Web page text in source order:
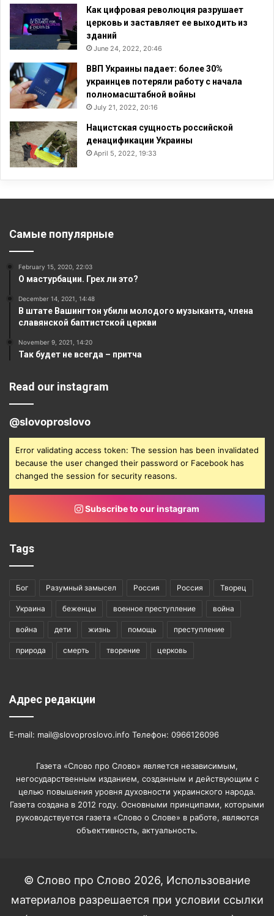
Как цифровая революция разрушает
церковь и заставляет ее выходить из
зданий
June 24, 2022, 20:46
ВВП Украины падает: более 30%
украинцев потеряли работу с начала
полномасштабной войны
July 21, 2022, 20:16
Нацистская сущность российской
денацификации Украины
April 5, 2022, 19:33
Самые популярные
February 15, 2020, 22:03
О мастурбации. Грех ли это?
December 14, 2021, 14:48
В штате Вашингтон убили молодого музыканта, члена
славянской баптистской церкви
November 9, 2021, 14:20
Так будет не всегда – притча
Read our instagram
@slovoproslovo
Error validating access token: The session has been invalidated
because the user changed their password or Facebook has
changed the session for security reasons.
Subscribe to our instagram
Tags
Бог Разумный замысел Россия Россия Творец
Украина беженцы военное преступление война
война дети жизнь помощь преступление
природа смерть творение церковь
Адрес редакции
E-mail: mail@slovoproslovo.info Телефон: 0966126096
Газета «Слово про Слово» является независимым,
негосударственным изданием, созданным и действующим с
целью повышения уровня духовности украинского народа.
Газета создана в 2012 году. Основными принципами, которыми
руководствуется газета «Слово о Слове» в работе, являются
объективность, актуальность.
© Слово про Слово 2026, Использование
материалов разрешается при условии ссылки